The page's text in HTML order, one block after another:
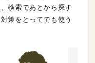
検索であとから探す
策をとってでも使う